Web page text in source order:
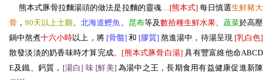
熊本式豚骨拉麵湯頭的做法是拉麵的靈魂…[熊本式]每日慎選生鮮豬大
骨 ，90天以上土雞 、北海道鰹魚 昆布等及數拾種生鮮水果、 蔬菜於高壓
鍋中熬煮十六小時以上，將[骨髓]和 [膠質] 熬進湯中，待湯呈現 [乳白色]
散發淡淡的奶香味時才算完成。[熊本式豚骨白湯] 具有豐富維他命ABCD
E及鐵、鈣質， [湯白] 味 [鮮美]為湯中之王，長期食用有益健康促進新陳